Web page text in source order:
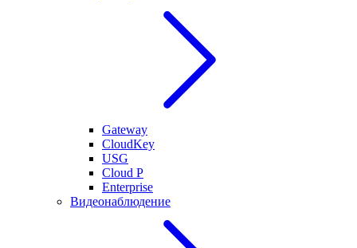
Gateway
CloudKey
USG
Cloud P
Enterprise
Видеонаблюдение